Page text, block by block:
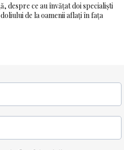
despre ce au învățat doi specialiști
de la oamenii aflați în fața